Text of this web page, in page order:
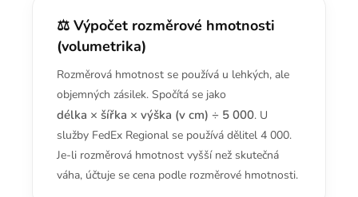
⚖️ Výpočet rozměrové hmotnosti
(volumetrika)
Rozměrová hmotnost se používá u lehkých, ale
objemných zásilek. Spočítá se jako
délka × šířka × výška (v cm) ÷ 5 000. U
služby FedEx Regional se používá dělitel 4 000.
Je-li rozměrová hmotnost vyšší než skutečná
váha, účtuje se cena podle rozměrové hmotnosti.